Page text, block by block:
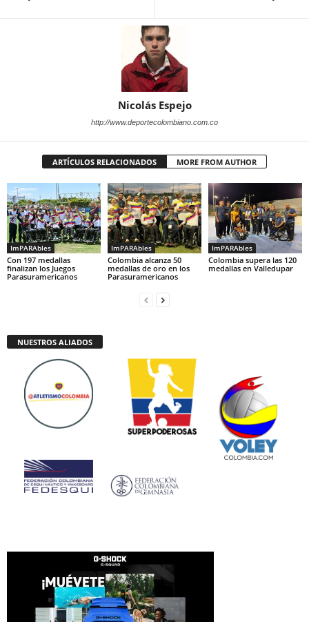
Nicolás Espejo
http://www.deportecolombiano.com.co
ARTÍCULOS RELACIONADOS MORE FROM AUTHOR
ImPARAbles
Con 197 medallas
finalizan los Juegos
Parasuramericanos
ImPARAbles
Colombia alcanza 50
medallas de oro en los
Parasuramericanos
ImPARAbles
Colombia supera las 120
medallas en Valledupar
NUESTROS ALIADOS